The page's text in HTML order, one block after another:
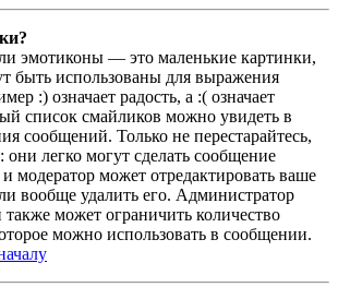
эмотиконы — это маленькие картинки,
быть использованы для выражения
:) означает радость, а :( означает
список смайликов можно увидеть в
сообщений. Только не перестарайтесь,
они легко могут сделать сообщение
модератор может отредактировать ваше
вообще удалить его. Администратор
может ограничить количество
можно использовать в сообщении.